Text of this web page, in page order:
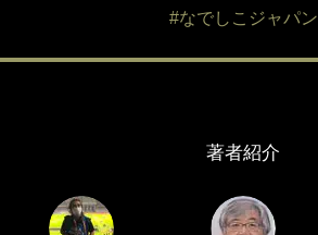
#なでしこジャパン
著者紹介